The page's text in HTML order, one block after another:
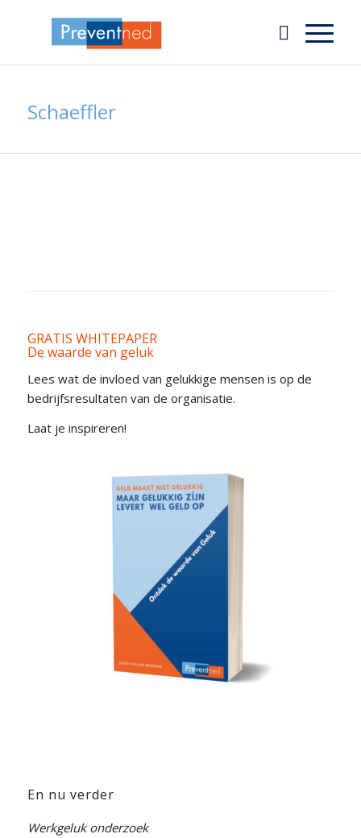
Schaeffler
GRATIS WHITEPAPER
De waarde van geluk
Lees wat de invloed van gelukkige mensen is op de
bedrijfsresultaten van de organisatie.
Laat je inspireren!
En nu verder
Werkgeluk onderzoek